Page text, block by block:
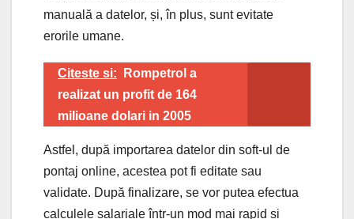
manuală a datelor, și, în plus, sunt evitate
erorile umane.
Citeste si:
Rompetrol a
realizat un profit de 164
milioane dolari in 2005
Astfel, după importarea datelor din soft-ul de
pontaj online, acestea pot fi editate sau
validate. După finalizare, se vor putea efectua
calculele salariale într-un mod mai rapid și